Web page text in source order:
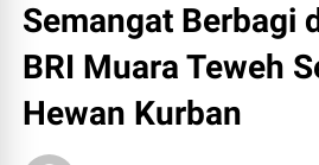
Semangat Berbagi
BRI Muara Teweh
Hewan Kurban